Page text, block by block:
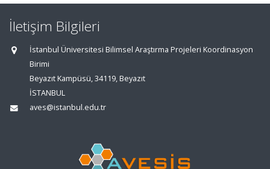
İletişim Bilgileri
İstanbul Üniversitesi Bilimsel Araştırma Projeleri Koordinasyon
Birimi
Beyazıt Kampüsü, 34119, Beyazıt
İSTANBUL
aves@istanbul.edu.tr